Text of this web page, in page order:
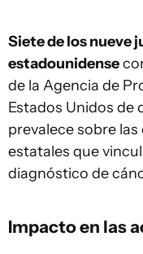
Siete de los nueve
estadounidense
de la Agencia de
Estados Unidos de
prevalece sobre
estatales que
diagnóstico de
Impacto en las